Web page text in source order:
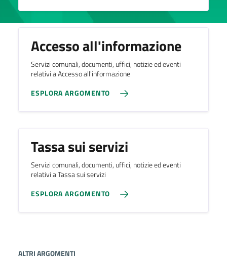
Accesso all'informazione
Servizi comunali, documenti, uffici, notizie ed eventi
relativi a Accesso all'informazione
ESPLORA ARGOMENTO
Tassa sui servizi
Servizi comunali, documenti, uffici, notizie ed eventi
relativi a Tassa sui servizi
ESPLORA ARGOMENTO
ALTRI ARGOMENTI